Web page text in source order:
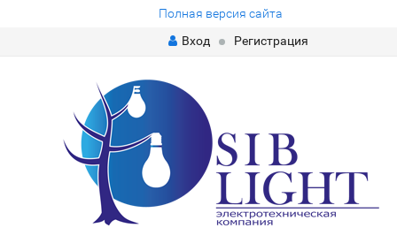
Полная версия сайта
Вход
Регистрация